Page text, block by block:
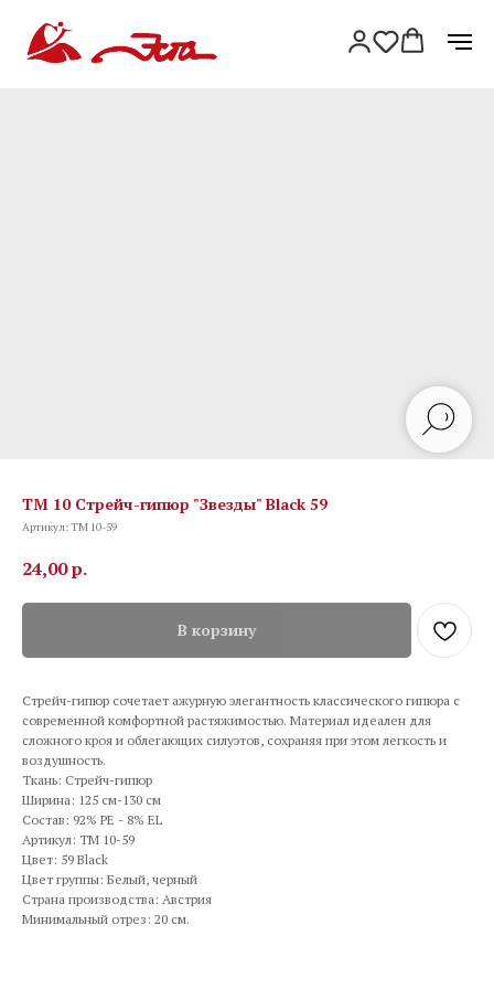
TM 10 Стрейч-гипюр "Звезды" Black 59
Артикул:TM 10-59
24,00р.
В корзину
Стрейч-гипюр сочетает ажурную элегантность классического гипюра с
современной комфортной растяжимостью. Материал идеален для
сложного кроя и облегающих силуэтов, сохраняя при этом легкость и
воздушность.
Ткань: Стрейч-гипюр
Ширина: 125 см-130 см
Состав: 92% PE - 8% EL
Артикул: TM 10-59
Цвет: 59 Black
Цвет группы: Белый, черный
Страна производства: Австрия
Минимальный отрез: 20 см.